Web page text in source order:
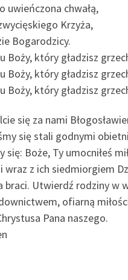
uwieńczona chwałą,
Krzyża,
Bogarodzicy.
Boży, który gładzisz
Boży, który gładzisz
Boży, który gładzisz
się za nami
się stali godnymi
się: Boże, Ty umocniłeś
wraz z ich siedmiorgiem
braci. Utwierdź rodziny w
ofiarną
Pana naszego.